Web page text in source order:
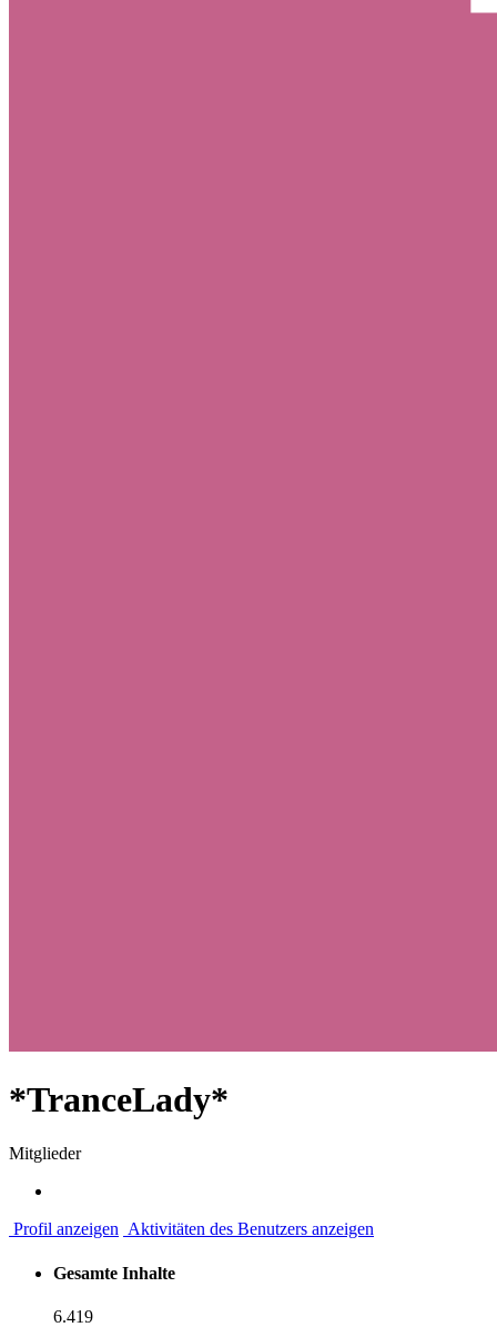
*TranceLady*
Mitglieder
Profil anzeigen Aktivitäten des Benutzers anzeigen
Gesamte Inhalte
6.419